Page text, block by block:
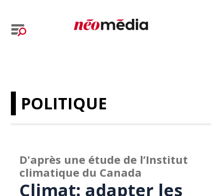
POLITIQUE
D'après une étude de l’Institut
climatique du Canada
Climat: adapter les